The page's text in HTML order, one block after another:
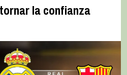
la confianza